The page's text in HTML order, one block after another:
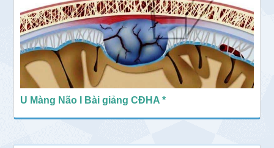
U Màng Não I Bài giảng CĐHA *